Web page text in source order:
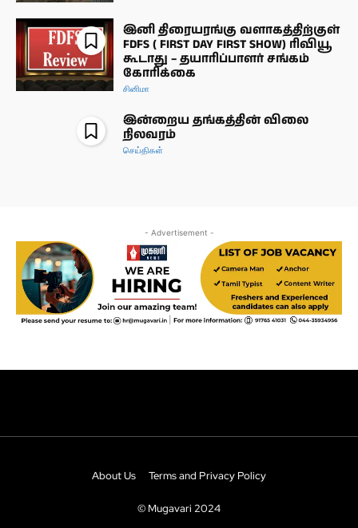
About Us Terms and Privacy Policy
© Mugavari 2024